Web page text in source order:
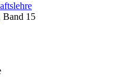
Band 15